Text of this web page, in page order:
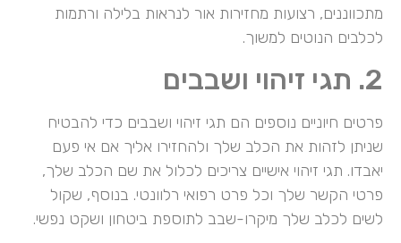
מתכווננים, רצועות מחזירות אור לנראות בלילה ורתמות
לכלבים הנוטים למשוך.
2. תגי זיהוי ושבבים
פרטים חיוניים נוספים הם תגי זיהוי ושבבים כדי להבטיח
שניתן לזהות את הכלב שלך ולהחזירו אליך אם אי פעם
יאבדו. תגי זיהוי אישיים צריכים לכלול את שם הכלב שלך,
פרטי הקשר שלך וכל פרט רפואי רלוונטי. בנוסף, שקול
לשים לכלב שלך מיקרו-שבב לתוספת ביטחון ושקט נפשי.